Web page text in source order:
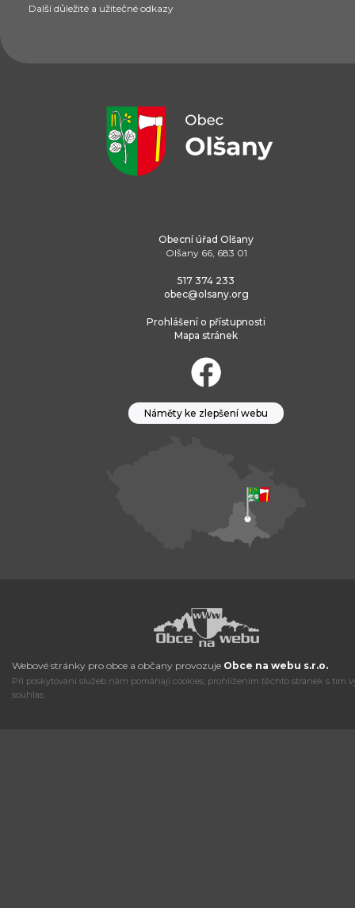
Další důležité a užitečné odkazy
Obecní úřad Olšany
Olšany 66, 683 01
517 374 233
obec@olsany.org
Prohlášení o přístupnosti
Mapa stránek
Náměty ke zlepšení webu
Webové stránky pro obce a občany provozuje Obce na webu s.r.o.
Při poskytování služeb nám pomáhají cookies, prohlížením těchto stránek s tím
souhlas.